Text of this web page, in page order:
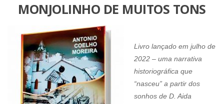
MONJOLINHO DE MUITOS TONS
Livro lançado em julho de
2022 – uma narrativa
historiográfica que
“nasceu” a partir dos
sonhos de D. Aida